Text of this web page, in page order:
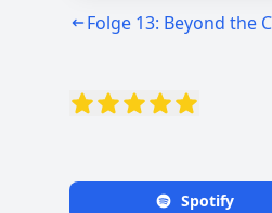
Folge 13: Beyond the
Spotify